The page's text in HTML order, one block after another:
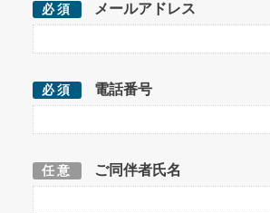
必須 メールアドレス
必須 電話番号
任意 ご同伴者氏名